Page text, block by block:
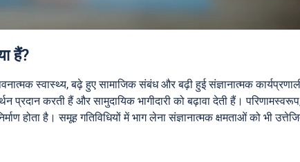
हैं?
स्वास्थ्य, बढ़े हुए सामाजिक संबंध और बढ़ी हुई संज्ञानात्मक
प्रदान करती हैं और सामुदायिक भागीदारी को बढ़ावा देती हैं।
है। समूह गतिविधियों में भाग लेना संज्ञानात्मक क्षमताओं को भी